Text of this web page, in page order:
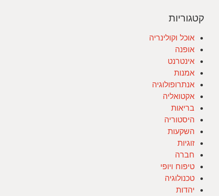
קטגוריות
אוכל וקולינריה
אופנה
אינטרנט
אמנות
אנתרופולוגיה
אקטואליה
בריאות
היסטוריה
השקעות
זוגיות
חברה
טיפוח ויופי
טכנולוגיה
יהדות